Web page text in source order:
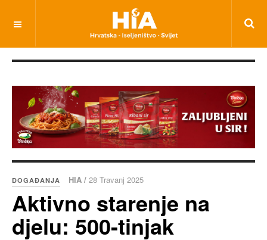
DOGAĐANJA HIA / 28 Travanj 2025
Aktivno starenje na
djelu: 500-tinjak